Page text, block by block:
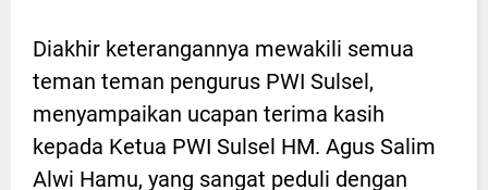
Diakhir keterangannya mewakili semua
teman teman pengurus PWI Sulsel,
menyampaikan ucapan terima kasih
kepada Ketua PWI Sulsel HM. Agus Salim
Alwi Hamu, yang sangat peduli dengan